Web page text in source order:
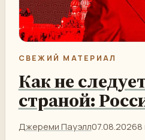
СВЕЖИЙ МАТЕРИАЛ
Как не
страной:
Джереми Пауэлл07.08.20268